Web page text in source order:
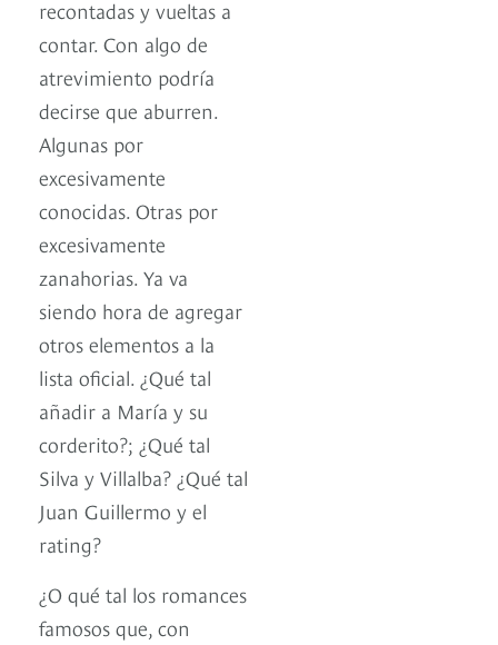
recontadas y vueltas a
contar. Con algo de
atrevimiento podría
decirse que aburren.
Algunas por
excesivamente
conocidas. Otras por
excesivamente
zanahorias. Ya va
siendo hora de agregar
otros elementos a la
lista oficial. ¿Qué tal
añadir a María y su
corderito?; ¿Qué tal
Silva y Villalba? ¿Qué tal
Juan Guillermo y el
rating?
¿O qué tal los romances
famosos que, con